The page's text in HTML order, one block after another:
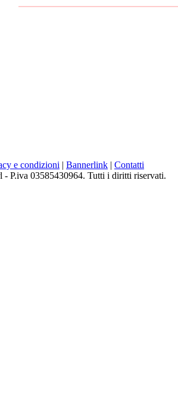
e condizioni | Bannerlink | Contatti
P.iva 03585430964. Tutti i diritti riservati.